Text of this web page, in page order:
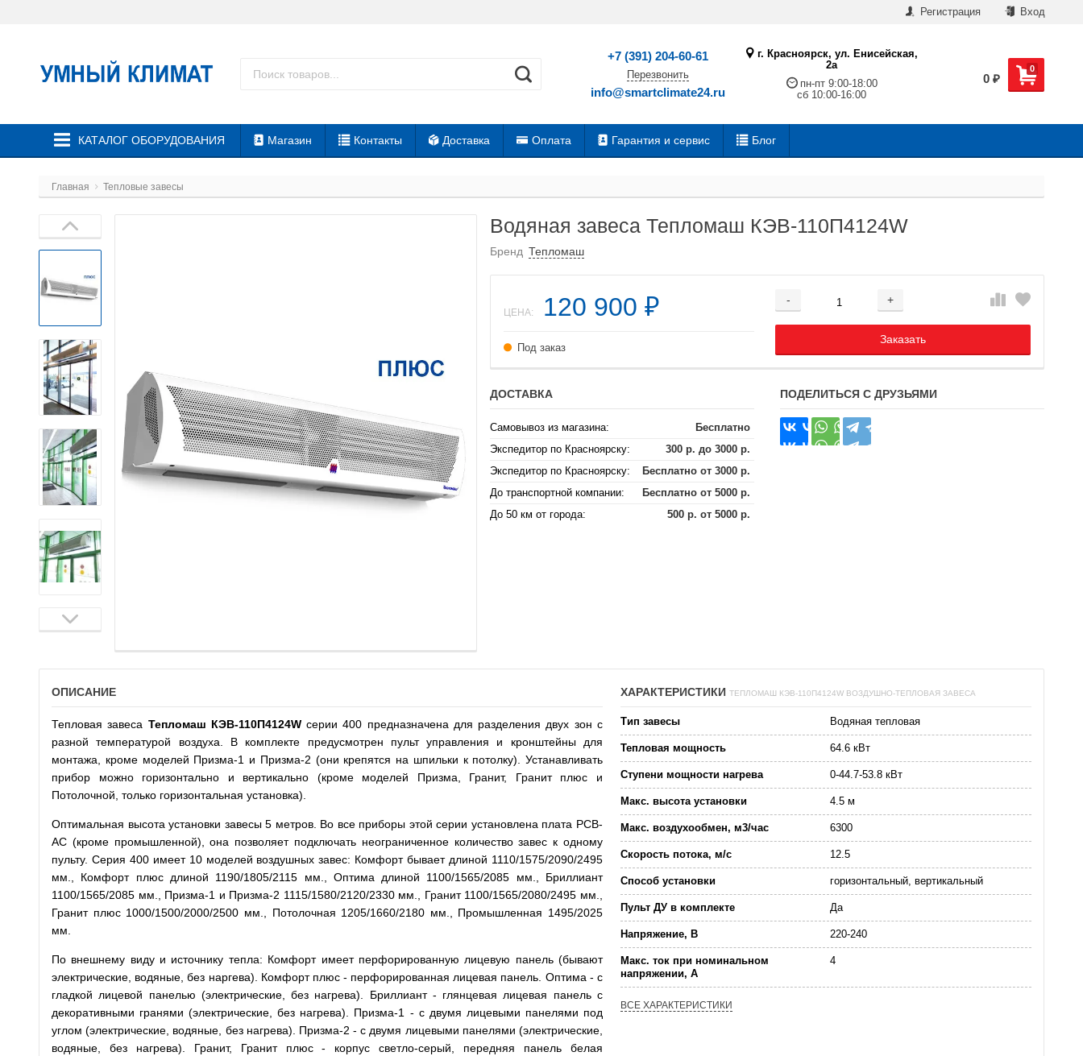
Регистрация Вход
+7 (391) 204-60-61
Перезвонить
info@smartclimate24.ru
г. Красноярск, ул. Енисейская,
2а
пн-пт 9:00-18:00
сб 10:00-16:00
0
0 ₽
КАТАЛОГ ОБОРУДОВАНИЯ Магазин Контакты Доставка Оплата Гарантия и сервис Блог
Главная Тепловые завесы
Водяная завеса Тепломаш КЭВ-110П4124W
Бренд Тепломаш
- +
Добавляется...
Заказать
Добавлен
ЦЕНА: 120 900 ₽
Под заказ
ДОСТАВКА
Самовывоз из магазина:
Бесплатно
Экспедитор по Красноярску:
300 р. до 3000 р.
Экспедитор по Красноярску:
Бесплатно от 3000 р.
До транспортной компании:
Бесплатно от 5000 р.
До 50 км от города:
500 р. от 5000 р.
ПОДЕЛИТЬСЯ С ДРУЗЬЯМИ
ХАРАКТЕРИСТИКИ ТЕПЛОМАШ КЭВ-110П4124W ВОЗДУШНО-ТЕПЛОВАЯ ЗАВЕСА
Тип завесы Водяная тепловая
Тепловая мощность 64.6 кВт
Ступени мощности нагрева 0-44.7-53.8 кВт
Макс. высота установки 4.5 м
Макс. воздухообмен, м3/час 6300
Скорость потока, м/с 12.5
Способ установки горизонтальный, вертикальный
Пульт ДУ в комплекте Да
Напряжение, В 220-240
Макс. ток при номинальном
напряжении, А
4
ВСЕ ХАРАКТЕРИСТИКИ
ОПИСАНИЕ
Тепловая завеса Тепломаш КЭВ-110П4124Wсерии 400 предназначена для разделения двух зон с
разной температурой воздуха. В комплекте предусмотрен пульт управления и кронштейны для
монтажа, кроме моделей Призма-1 и Призма-2 (они крепятся на шпильки к потолку). Устанавливать
прибор можно горизонтально и вертикально (кроме моделей Призма, Гранит, Гранит плюс и
Потолочной, только горизонтальная установка).
Оптимальная высота установки завесы 5 метров. Во все приборы этой серии установлена плата РСВ-
АС (кроме промышленной), она позволяет подключать неограниченное количество завес к одному
пульту. Серия 400 имеет 10 моделей воздушных завес: Комфорт бывает длиной 1110/1575/2090/2495
мм., Комфорт плюс длиной 1190/1805/2115 мм., Оптима длиной 1100/1565/2085 мм., Бриллиант
1100/1565/2085 мм., Призма-1 и Призма-2 1115/1580/2120/2330 мм., Гранит 1100/1565/2080/2495 мм.,
Гранит плюс 1000/1500/2000/2500 мм., Потолочная 1205/1660/2180 мм., Промышленная 1495/2025
мм.
По внешнему виду и источнику тепла: Комфорт имеет перфорированную лицевую панель (бывают
электрические, водяные, без наргева). Комфорт плюс - перфорированная лицевая панель. Оптима - с
гладкой лицевой панелью (электрические, без нагрева). Бриллиант - глянцевая лицевая панель с
декоративными гранями (электрические, без нагрева). Призма-1 - с двумя лицевыми панелями под
углом (электрические, водяные, без нагрева). Призма-2 - с двумя лицевыми панелями (электрические,
водяные, без нагрева). Гранит, Гранит плюс - корпус светло-серый, передняя панель белая